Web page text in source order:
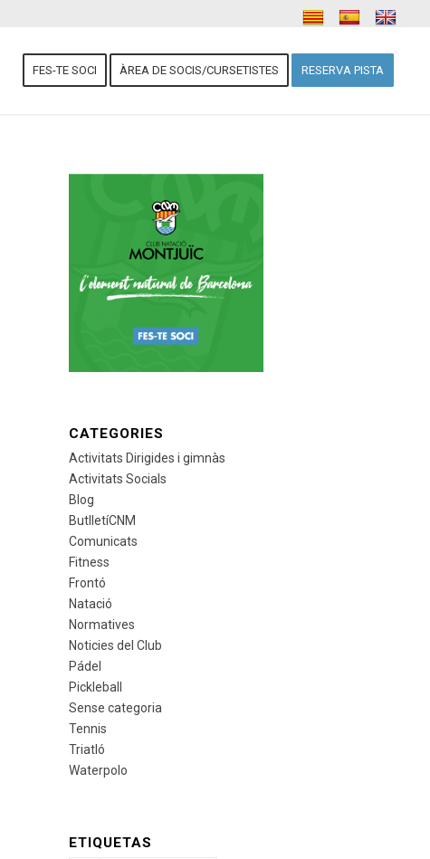
FES-TE SOCI ÀREA DE SOCIS/CURSETISTES RESERVA PISTA
CATEGORIES
Activitats Dirigides i gimnàs
Activitats Socials
Blog
ButlletíCNM
Comunicats
Fitness
Frontó
Natació
Normatives
Noticies del Club
Pádel
Pickleball
Sense categoria
Tennis
Triatló
Waterpolo
ETIQUETAS